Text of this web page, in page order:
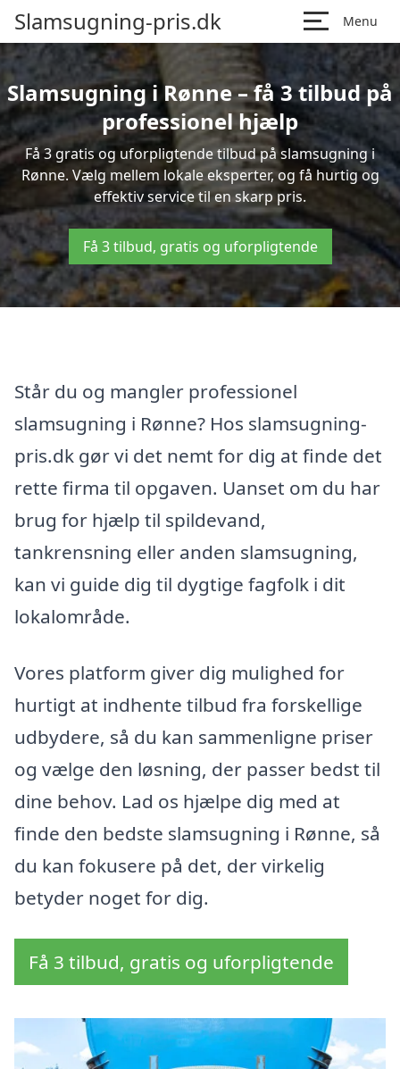
Slamsugning-pris.dk Menu
Slamsugning i Rønne – få 3 tilbud på
professionel hjælp
Få 3 gratis og uforpligtende tilbud på slamsugning i
Rønne. Vælg mellem lokale eksperter, og få hurtig og
effektiv service til en skarp pris.
Få 3 tilbud, gratis og uforpligtende
Står du og mangler professionel
slamsugning i Rønne? Hos slamsugning-
pris.dk gør vi det nemt for dig at finde det
rette firma til opgaven. Uanset om du har
brug for hjælp til spildevand,
tankrensning eller anden slamsugning,
kan vi guide dig til dygtige fagfolk i dit
lokalområde.
Vores platform giver dig mulighed for
hurtigt at indhente tilbud fra forskellige
udbydere, så du kan sammenligne priser
og vælge den løsning, der passer bedst til
dine behov. Lad os hjælpe dig med at
finde den bedste slamsugning i Rønne, så
du kan fokusere på det, der virkelig
betyder noget for dig.
Få 3 tilbud, gratis og uforpligtende